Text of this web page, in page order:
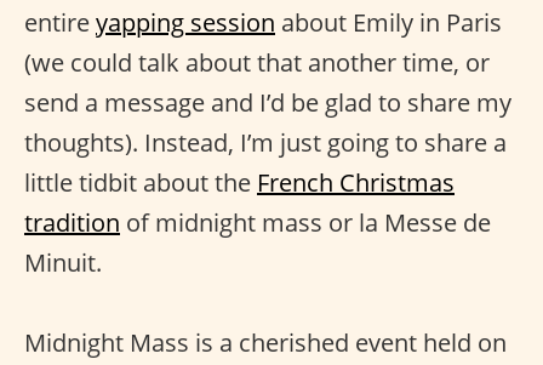
entireyapping session about Emily in Paris
(we could talk about that another time, or
send a message and I’d be glad to share my
thoughts). Instead, I’m just going to share a
little tidbit about the French Christmas
tradition of midnight mass or la Messe de
Minuit.
Midnight Mass is a cherished event held on